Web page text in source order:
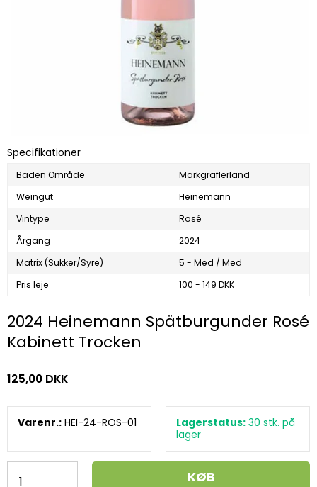
Specifikationer
Baden Område
Markgräflerland
Weingut
Heinemann
Vintype
Rosé
Årgang
2024
Matrix (Sukker/Syre)
5 - Med / Med
Pris leje
100 - 149 DKK
2024 Heinemann Spätburgunder Rosé
Kabinett Trocken
125,00 DKK
Varenr.: HEI-24-ROS-01 Lagerstatus: 30 stk. på
lager
KØB